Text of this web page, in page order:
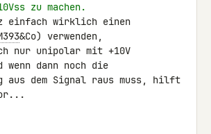
zu machen.
einfach wirklich einen
&Co) verwenden,
nur unipolar mit +10V
wenn dann noch die
aus dem Signal raus muss, hilft